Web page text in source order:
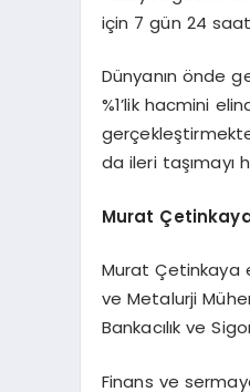
için 7 gün 24
Dünyanın önde
%1’lik hacmini
da ileri taşımayı
Murat
Murat Çetinkaya
ve Metalurji
Bankacılık ve
Finans ve